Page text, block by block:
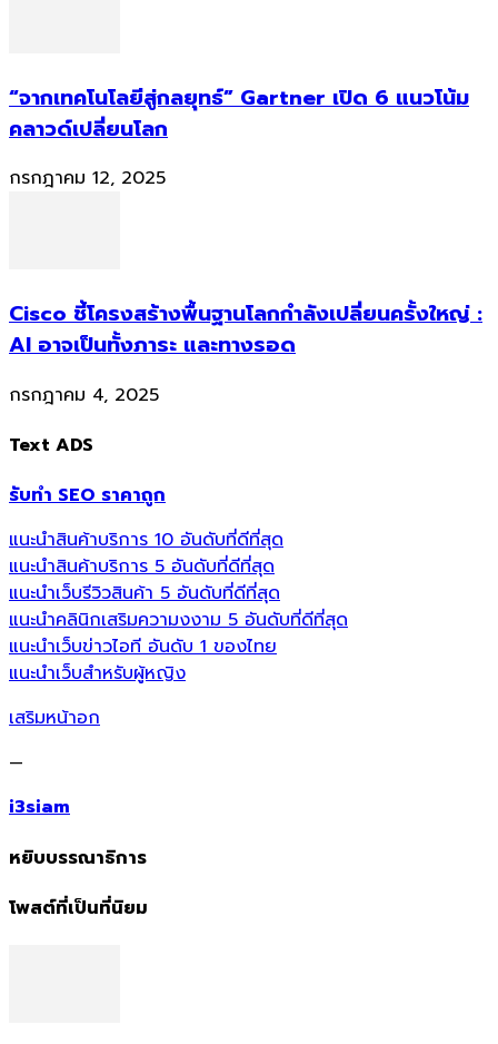
“จากเทคโนโลยีสู่กลยุทธ์” Gartner เปิด 6 แนวโน้ม
คลาวด์เปลี่ยนโลก
กรกฎาคม 12, 2025
Cisco ชี้โครงสร้างพื้นฐานโลกกำลังเปลี่ยนครั้งใหญ่ :
AI อาจเป็นทั้งภาระ และทางรอด
กรกฎาคม 4, 2025
Text ADS
รับทำ SEO ราคาถูก
แนะนำสินค้าบริการ 10 อันดับที่ดีที่สุด
แนะนำสินค้าบริการ 5 อันดับที่ดีที่สุด
แนะนำเว็บรีวิวสินค้า 5 อันดับที่ดีที่สุด
แนะนำคลินิกเสริมความงงาม 5 อันดับที่ดีที่สุด
แนะนำเว็บข่าวไอที อันดับ 1 ของไทย
แนะนำเว็บสำหรับผู้หญิง
เสริมหน้าอก
—
i3siam
หยิบบรรณาธิการ
โพสต์ที่เป็นที่นิยม